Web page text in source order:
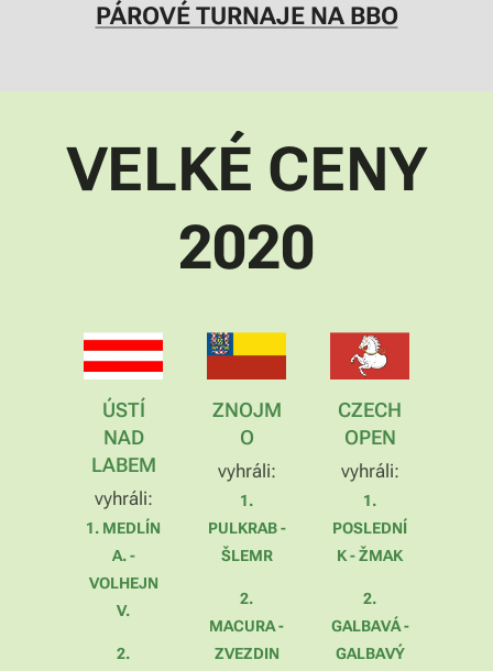
PÁROVÉ TURNAJE NA BBO
VELKÉ CENY
2020
ÚSTÍ
NAD
LABEM
vyhráli:
1. MEDLÍN
A. -
VOLHEJN
V.
2.
ZNOJM
O
vyhráli:
1.
PULKRAB -
ŠLEMR
2.
MACURA -
ZVEZDIN
CZECH
OPEN
vyhráli:
1.
POSLEDNÍ
K - ŽMAK
2.
GALBAVÁ -
GALBAVÝ